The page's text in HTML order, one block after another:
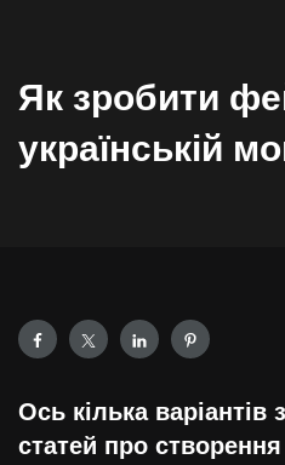
Як зробити
українській
Ось кілька варіантів
статей про